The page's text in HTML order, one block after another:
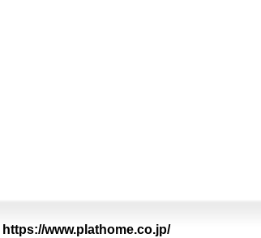
https://www.plathome.co.jp/